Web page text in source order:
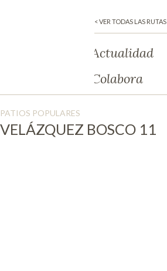
< VER TODAS LAS RUTAS
Actualidad
Colabora
PATIOS POPULARES
VELÁZQUEZ BOSCO 11